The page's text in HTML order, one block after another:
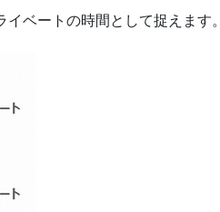
ベートの時間として捉えます。